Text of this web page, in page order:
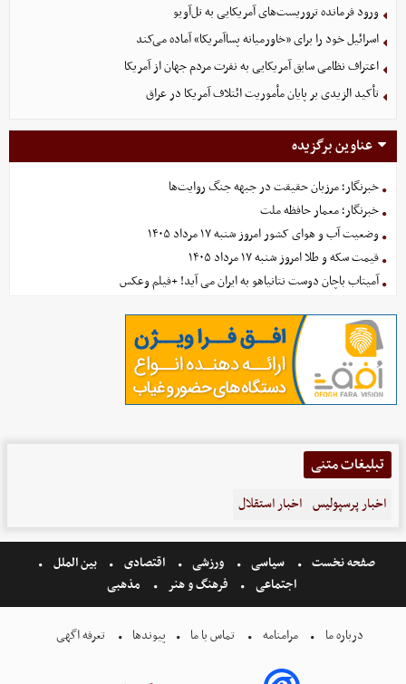
ورود فرمانده تروریست‌های آمریکایی به تل‌آویو
اسرائیل خود را برای «خاورمیانه پساآمریکا» آماده می‌کند
اعتراف نظامی سابق آمریکایی به نفرت مردم جهان از آمریکا
تأکید الزیدی بر پایان مأموریت ائتلاف آمریکا در عراق
عناوین برگزیده
خبرنگار؛ مرزبان حقیقت در جبهه جنگ روایت‌ها
خبرنگار؛ معمار حافظه ملت
وضعیت آب و هوای کشور امروز شنبه ۱۷ مرداد ۱۴۰۵
قیمت سکه و طلا امروز شنبه ۱۷ مرداد ۱۴۰۵
آمیتاب باچان دوست نتانیاهو به ایران می آید! +فیلم وعکس
تبلیغات متنی
اخبار پرسپولیس اخبار استقلال
صفحه نخست سیاسی ورزشی اقتصادی
بین الملل
اجتماعی
فرهنگ و هنر مذهبی
درباره ما مرامنامه تماس با ما پیوندها تعرفه اگهی